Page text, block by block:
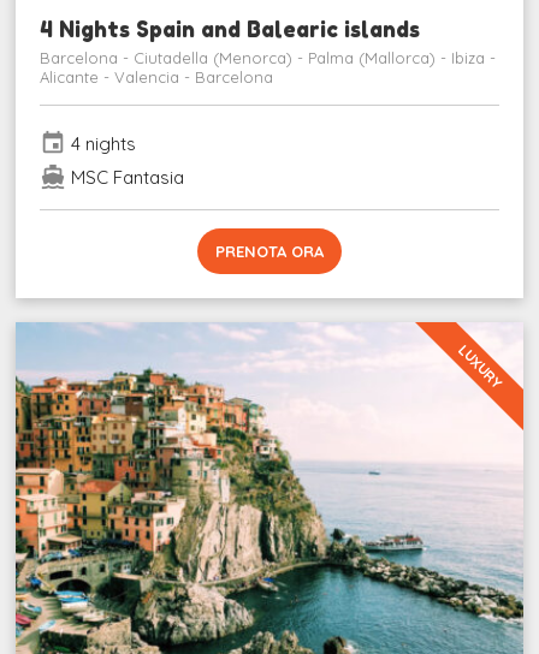
4 Nights Spain and Balearic islands
Barcelona - Ciutadella (Menorca) - Palma (Mallorca) - Ibiza -
Alicante - Valencia - Barcelona
event 4 nights
directions_boat MSC Fantasia
PRENOTA ORA
LUXURY